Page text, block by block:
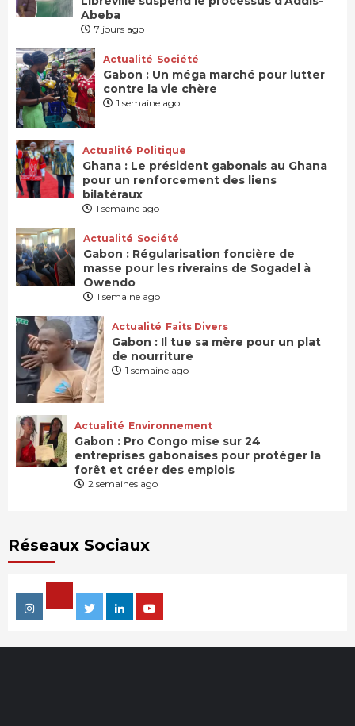
Abeba
7 jours ago
Actualité Société
Gabon : Un méga marché pour lutter
contre la vie chère
1 semaine ago
Actualité Politique
Ghana : Le président gabonais au Ghana
pour un renforcement des liens
bilatéraux
1 semaine ago
Actualité Société
Gabon : Régularisation foncière de
masse pour les riverains de Sogadel à
Owendo
1 semaine ago
Actualité Faits Divers
Gabon : Il tue sa mère pour un plat
de nourriture
1 semaine ago
Actualité Environnement
Gabon : Pro Congo mise sur 24
entreprises gabonaises pour protéger la
forêt et créer des emplois
2 semaines ago
Réseaux Sociaux
Instagram
Facebook
TwitterLinkedin